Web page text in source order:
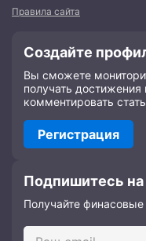
Правила сайта
Создайте
Вы сможете
получать достижения
комментировать
Регистрация
Подпишитесь
Получайте